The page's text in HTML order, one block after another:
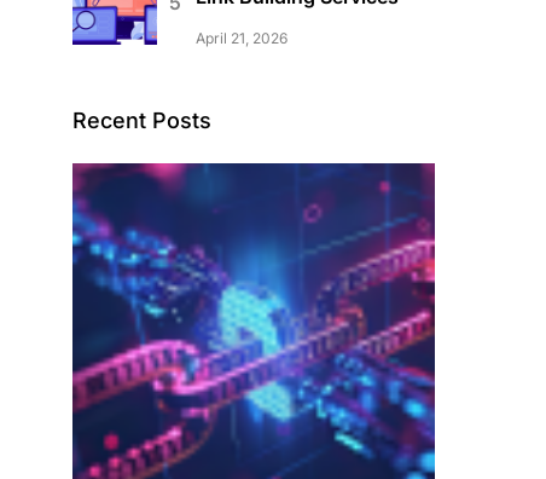
April 21, 2026
Recent Posts